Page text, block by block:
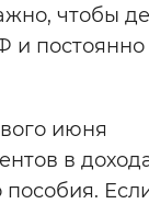
чтобы
и постоянно
июня
в